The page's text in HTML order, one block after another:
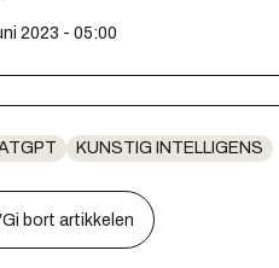
2023 - 05:00
KUNSTIG INTELLIGENS
Gi bort artikkelen